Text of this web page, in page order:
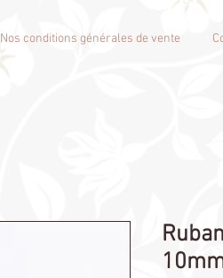
Nos conditions générales de vente